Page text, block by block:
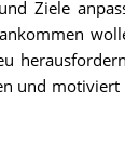
Ziele
und